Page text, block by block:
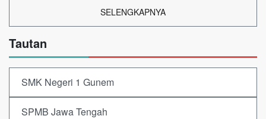
SELENGKAPNYA
Tautan
SMK Negeri 1 Gunem
SPMB Jawa Tengah